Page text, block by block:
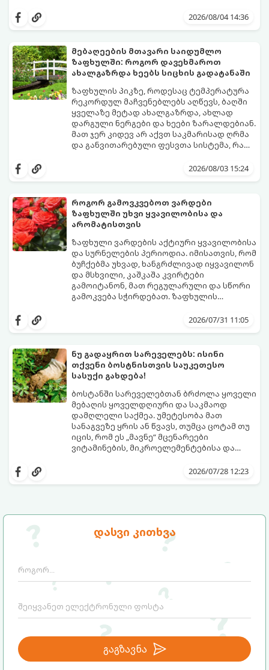
დასვი კითხვა
გაგზავნა
სასიამოვნო და ესთეტიკური ჰობია.
კარგად და როგორ მოუაროთ მათ სწორად.
2026/08/04 14:36
მებაღეების მთავარი საიდუმლო
ზაფხულში: როგორ დავეხმაროთ
ახალგაზრდა ხეებს სიცხის გადატანაში
ზაფხულის პიკზე, როდესაც ტემპერატურა
რეკორდულ მაჩვენებლებს აღწევს, ბაღში
ყველაზე მეტად ახალგაზრდა, ახლად
დარგული ნერგები და ხეები ზარალდებიან.
მათ ჯერ კიდევ არ აქვთ საკმარისად ღრმა
და განვითარებული ფესვთა სისტემა, რათა
დამოუკიდებლად მოიპოვონ.
არ დავეხმარებით, მათ შესაძლოა
შეხვდნენ.
გთავაზობთ მებაღეების გამოცდილ
საიდუმლოებებსა და ოქროს წესებს, თუ
როგორ გადავარჩინოთ ახალგაზრდა ხეები
ზაფხულის სიცხეში:
2026/08/03 15:24
როგორ გამოვკვებოთ ვარდები
ზაფხულში უხვი ყვავილობისა და
არომატისთვის
ზაფხული ვარდების აქტიური ყვავილობისა
და სურნელების პერიოდია. იმისათვის, რომ
ბუჩქებმა უხვად, ხანგრძლივად იყვავილონ
და მსხვილი, კაშკაშა კვირტები
გამოიტანონ, მათ რეგულარული და სწორი
გამოკვება სჭირდებათ. ზაფხულის
იცვლება, ამიტომ მნიშვნელოვანია
გამოვკვებოთ ვარდები ზაფხულში
2026/07/31 11:05
ნუ გადაყრით სარეველებს: ისინი
თქვენი ბოსტნისთვის საუკეთესო
სასუქი გახდება!
ბოსტანში სარეველებთან ბრძოლა ყოველი
მებაღის ყოველდღიური და საკმაოდ
დამღლელი საქმეა. უმეტესობა მათ
სანაგვეზე ყრის ან წვავს, თუმცა ცოტამ თუ
იცის, რომ ეს „მავნე“ მცენარეები
ვიტამინების, მიკროელემენტებისა და
ეკოლოგიურად სუფთა და საოცრად
გთავაზობთ სარეველების
საუკეთესო მეთოდს:
2026/07/28 12:23